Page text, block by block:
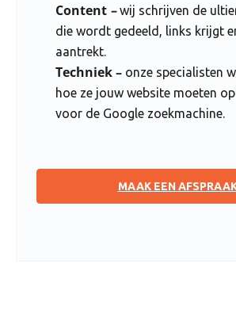
Content –wij schrijven de
die wordt gedeeld, links krijgt
aantrekt.
Techniek – onze specialisten
hoe ze jouw website moeten
voor de Google zoekmachine.
MAAK EEN